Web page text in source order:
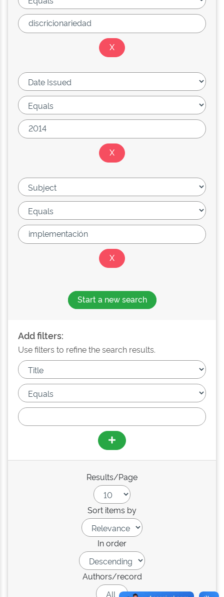
Start a new search
Add filters:
Use filters to refine the search results.
Results/Page
Sort items by
In order
Authors/record